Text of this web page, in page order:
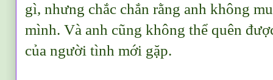
gì, nhưng chắc chắn rằng anh không
mình. Và anh cũng không thể quên
của người tình mới gặp.